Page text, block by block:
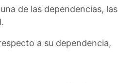
de las dependencias, las
a su dependencia,